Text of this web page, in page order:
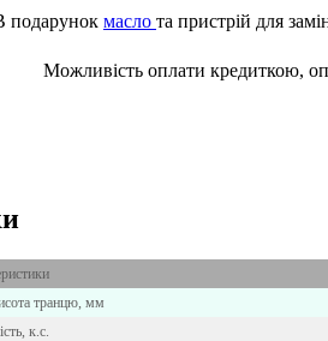
подарунок масло та пристрій для
Можливість оплати кредиткою,
транцю, мм
к.с.